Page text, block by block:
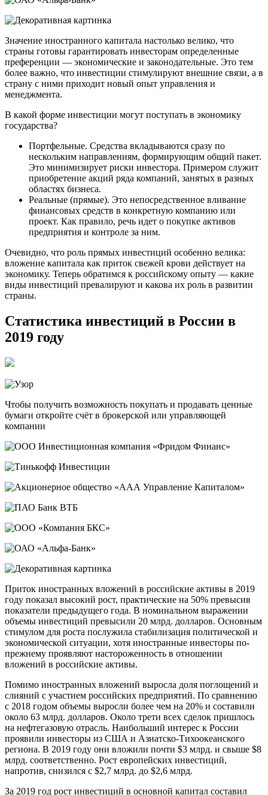
Значение иностранного капитала настолько велико, что
страны готовы гарантировать инвесторам определенные
преференции — экономические и законодательные. Это тем
более важно, что инвестиции стимулируют внешние связи, а в
страну с ними приходит новый опыт управления и
менеджмента.
В какой форме инвестиции могут поступать в экономику
государства?
Портфельные. Средства вкладываются сразу по
нескольким направлениям, формирующим общий пакет.
Это минимизирует риски инвестора. Примером служит
приобретение акций ряда компаний, занятых в разных
областях бизнеса.
Реальные (прямые). Это непосредственное вливание
финансовых средств в конкретную компанию или
проект. Как правило, речь идет о покупке активов
предприятия и контроле за ним.
Очевидно, что роль прямых инвестиций особенно велика:
вложение капитала как приток свежей крови действует на
экономику. Теперь обратимся к российскому опыту — какие
виды инвестиций превалируют и какова их роль в развитии
страны.
Статистика инвестиций в России в
2019 году
Чтобы получить возможность покупать и продавать ценные
бумаги откройте счёт в брокерской или управляющей
компании
Приток иностранных вложений в российские активы в 2019
году показал высокий рост, практические на 50% превысив
показатели предыдущего года. В номинальном выражении
объемы инвестиций превысили 20 млрд. долларов. Основным
стимулом для роста послужила стабилизация политической и
экономической ситуации, хотя иностранные инвесторы по-
прежнему проявляют настороженность в отношении
вложений в российские активы.
Помимо иностранных вложений выросла доля поглощений и
слияний с участием российских предприятий. По сравнению
с 2018 годом объемы выросли более чем на 20% и составили
около 63 млрд. долларов. Около трети всех сделок пришлось
на нефтегазовую отрасль. Наибольший интерес к России
проявили инвесторы из США и Азиатско-Тихоокеанского
региона. В 2019 году они вложили почти $3 млрд. и свыше $8
млрд. соответственно. Рост европейских инвестиций,
напротив, снизился с $2,7 млрд. до $2,6 млрд.
За 2019 год рост инвестиций в основной капитал составил